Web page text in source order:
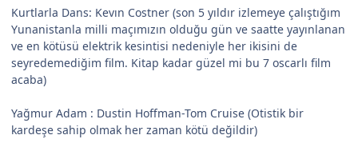
Kurtlarla Dans: Kevın Costner (son 5 yıldır izlemeye çalıştığım
Yunanistanla milli maçımızın olduğu gün ve saatte yayınlanan
ve en kötüsü elektrik kesintisi nedeniyle her ikisini de
seyredemediğim film. Kitap kadar güzel mi bu 7 oscarlı film
acaba)
Yağmur Adam : Dustin Hoffman-Tom Cruise (Otistik bir
kardeşe sahip olmak her zaman kötü değildir)